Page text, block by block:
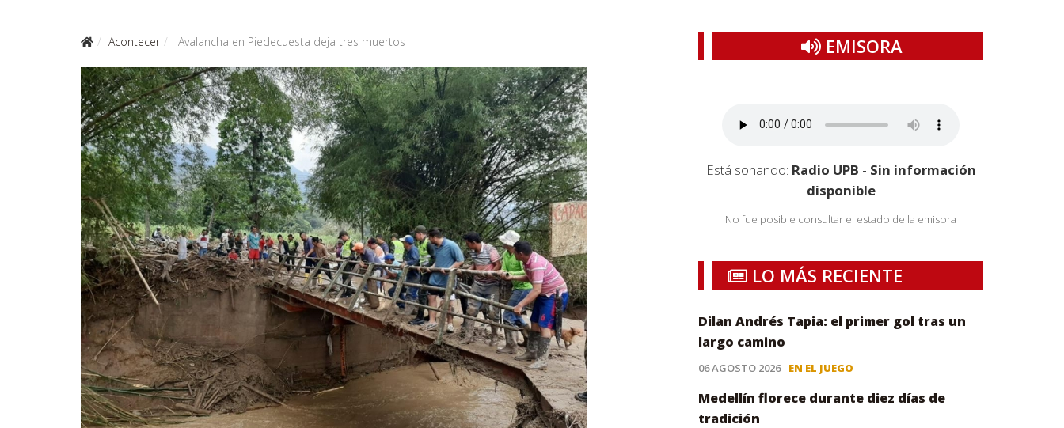
Acontecer Avalancha en Piedecuesta deja tres muertos EMISORA
Está sonando: Radio UPB - Sin información
disponible
No fue posible consultar el estado de la emisora
LO MÁS RECIENTE
Dilan Andrés Tapia: el primer gol tras un
largo camino
06 AGOSTO 2026 EN EL JUEGO
Medellín florece durante diez días de
tradición